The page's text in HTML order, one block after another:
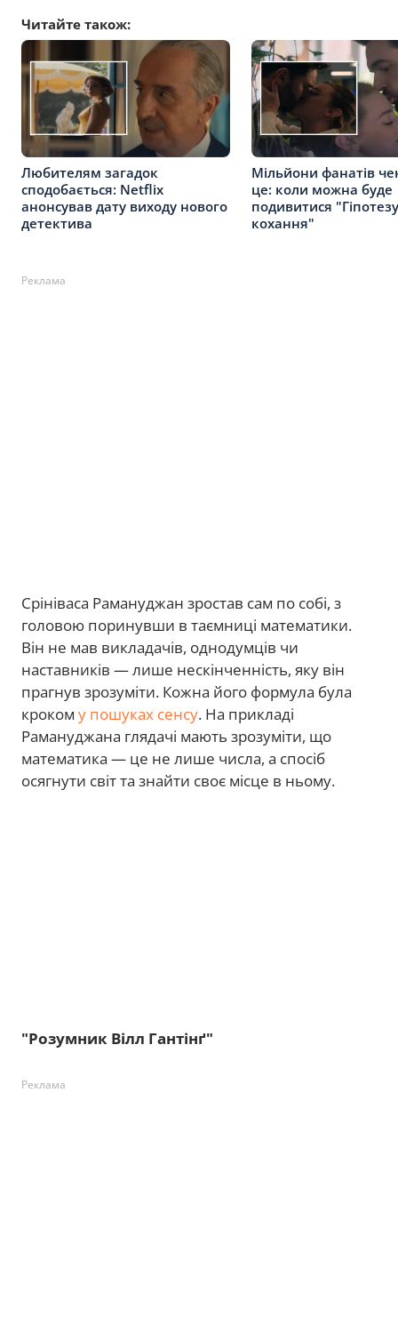
Читайте також:
Любителям загадок
сподобається: Netflix
анонсував дату виходу нового
детектива
Мільйони фанатів
це: коли можна буде
подивитися "Гіпотезу
кохання"
Реклама
Срініваса Рамануджан зростав сам по собі, з
головою поринувши в таємниці математики.
Він не мав викладачів, однодумців чи
наставників — лише нескінченність, яку він
прагнув зрозуміти. Кожна його формула була
кроком у пошуках сенсу. На прикладі
Рамануджана глядачі мають зрозуміти, що
математика — це не лише числа, а спосіб
осягнути світ та знайти своє місце в ньому.
"Розумник Вілл Гантінґ"
Реклама